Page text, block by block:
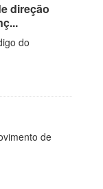
direção
do
de